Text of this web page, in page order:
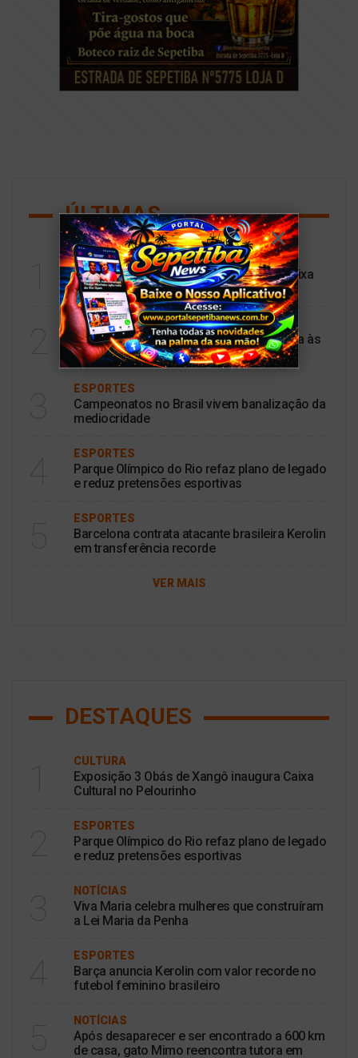
ÚLTIMAS
CULTURA
Exposição 3 Obás de Xangô inaugura Caixa
Cultural no Pelourinho
ESPORTES
Santos derruba Remo em Belém e avança às
quartas de final da Copa do Brasil
ESPORTES
Campeonatos no Brasil vivem banalização da
mediocridade
ESPORTES
Parque Olímpico do Rio refaz plano de legado
e reduz pretensões esportivas
ESPORTES
Barcelona contrata atacante brasileira Kerolin
em transferência recorde
VER MAIS
DESTAQUES
CULTURA
Exposição 3 Obás de Xangô inaugura Caixa
Cultural no Pelourinho
ESPORTES
Parque Olímpico do Rio refaz plano de legado
e reduz pretensões esportivas
NOTÍCIAS
Viva Maria celebra mulheres que construíram
a Lei Maria da Penha
ESPORTES
Barça anuncia Kerolin com valor recorde no
futebol feminino brasileiro
NOTÍCIAS
Após desaparecer e ser encontrado a 600 km
de casa, gato Mimo reencontra tutora em